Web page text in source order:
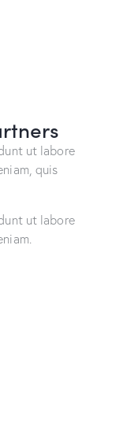
ut labore
quis
ut labore